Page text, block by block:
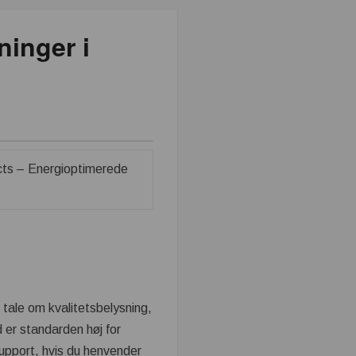
i
om kvalitetsbelysning,
er standarden høj for
hvis du henvender